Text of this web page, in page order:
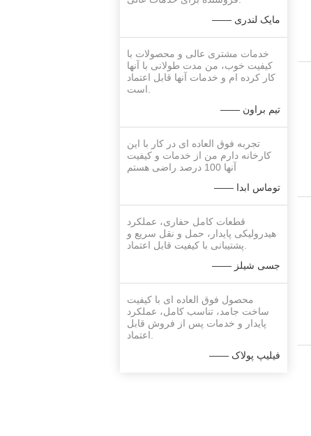
—— مایک لندری
خدمات مشتری عالی و محصولات با
کیفیت خوب، من مدت طولانی با آنها
کار کرده ام و خدمات آنها قابل اعتماد
—— تیم براون
تجربه فوق العاده ای در کار با این
کارخانه دارم من از خدمات و کیفیت
آنها 100 درصد راضی هستم
—— توماس ابدا
قطعات کامل حفاری، عملکرد
هیدرولیکی پایدار، حمل و نقل سریع و
—— جسی شیلز
محصول فوق العاده ای با کیفیت
ساخت جامد، تناسب کامل، عملکرد
پایدار و خدمات پس از فروش قابل
—— فیلیپ پولاک